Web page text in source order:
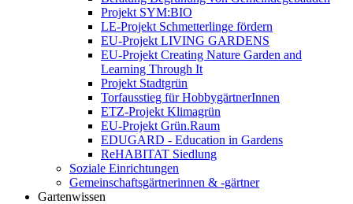
Projekt SYM:BIO
LE-Projekt Schmetterlinge fördern
EU-Projekt LIVING GARDENS
EU-Projekt Creating Nature Garden and
Learning Through It
Projekt Stadtgrün
Torfausstieg für HobbygärtnerInnen
ETZ-Projekt Klimagrün
EU-Projekt Grün.Raum
EDUGARD - Education in Gardens
ReHABITAT Siedlung
Soziale Einrichtungen
Gemeinschaftsgärtnerinnen & -gärtner
Gartenwissen